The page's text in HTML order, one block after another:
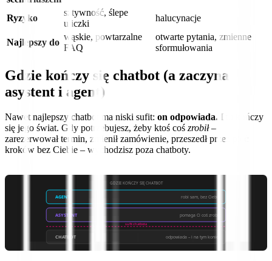
Ryzyko
sztywność, ślepe
uliczki
halucynacje
Najlepszy do
wąskie, powtarzalne
FAQ
otwarte pytania, zmienne
sformułowania
Gdzie kończy się chatbot (a zaczyna
asystent i agent)
Nawet najlepszy chatbot ma niski sufit: on odpowiada. I tu kończy
się jego świat. Gdy potrzebujesz, żeby ktoś coś zrobił–
zarezerwował termin, zmienił zamówienie, przeszedł przez pięć
kroków bez Ciebie – wychodzisz poza chatboty.
GDZIE KOŃCZY SIĘ CHATBOT
AGENT robi sam, bez Ciebie
ASYSTENT pomaga Ci coś zrobić
sufit chatbota
CHATBOT odpowiada – i na tym koniec